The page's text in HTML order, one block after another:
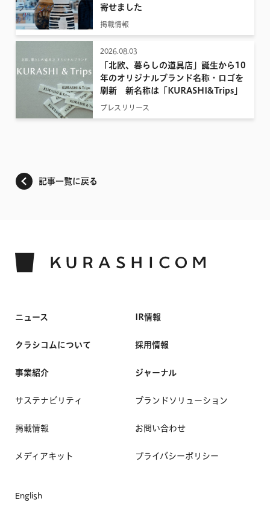
寄せました
掲載情報
2026.08.03
「北欧、暮らしの道具店」誕生から10
年のオリジナルブランド名称・ロゴを
刷新 新名称は「KURASHI&Trips」
プレスリリース
記事一覧に戻る
ニュース
クラシコムについて
事業紹介
IR情報
採用情報
ジャーナル
サステナビリティ
掲載情報
メディアキット
ブランドソリューション
お問い合わせ
プライバシーポリシー
English